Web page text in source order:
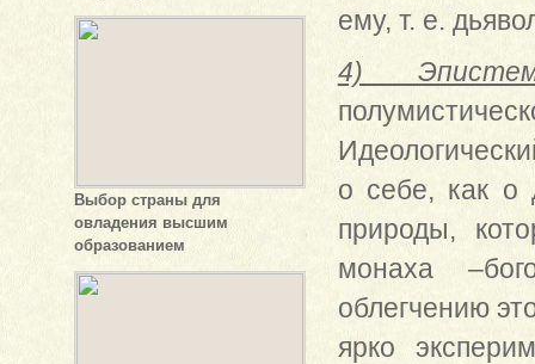
Выбор страны для
овладения высшим
образованием
ему, т. е.
4)
о себе, как о
природы,
монаха
облегчению
ярко